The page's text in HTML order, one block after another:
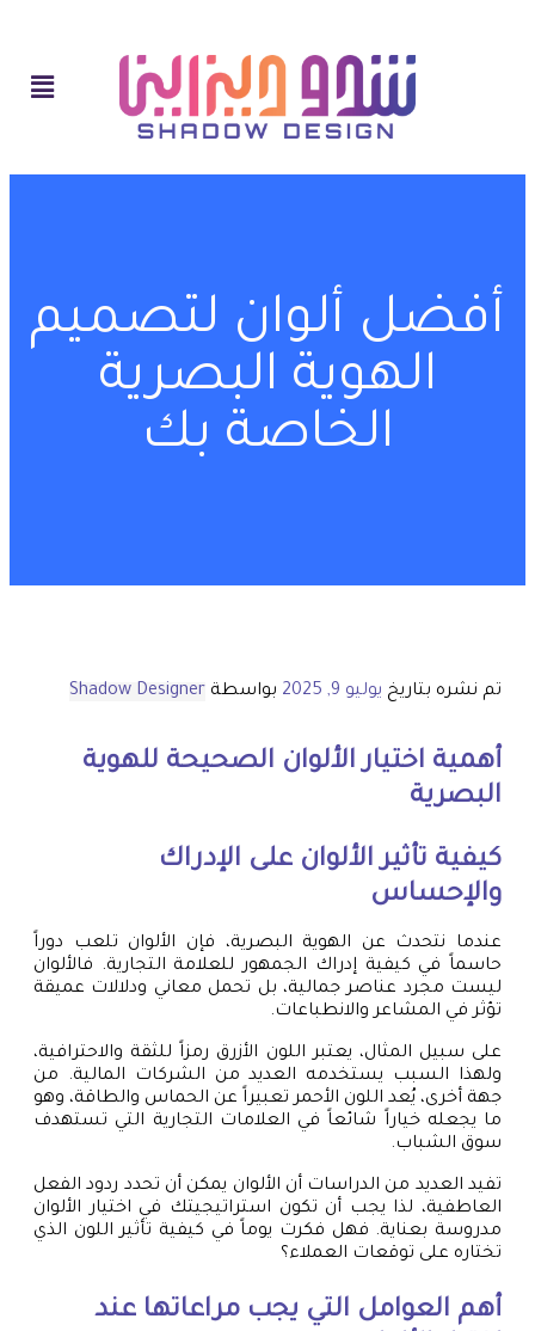
أفضل ألوان لتصميم
الهوية البصرية
الخاصة بك
تم نشره بتاريخ يوليو 9, 2025 بواسطة Shadow Designer
أهمية اختيار الألوان الصحيحة للهوية
البصرية
كيفية تأثير الألوان على الإدراك
والإحساس
عندما نتحدث عن الهوية البصرية، فإن الألوان تلعب دوراً
حاسماً في كيفية إدراك الجمهور للعلامة التجارية. فالألوان
ليست مجرد عناصر جمالية، بل تحمل معاني ودلالات عميقة
تؤثر في المشاعر والانطباعات.
على سبيل المثال، يعتبر اللون الأزرق رمزاً للثقة والاحترافية،
ولهذا السبب يستخدمه العديد من الشركات المالية. من
جهة أخرى، يُعد اللون الأحمر تعبيراً عن الحماس والطاقة، وهو
ما يجعله خياراً شائعاً في العلامات التجارية التي تستهدف
سوق الشباب.
تفيد العديد من الدراسات أن الألوان يمكن أن تحدد ردود الفعل
العاطفية، لذا يجب أن تكون استراتيجيتك في اختيار الألوان
مدروسة بعناية. فهل فكرت يوماً في كيفية تأثير اللون الذي
تختاره على توقعات العملاء؟
أهم العوامل التي يجب مراعاتها عند